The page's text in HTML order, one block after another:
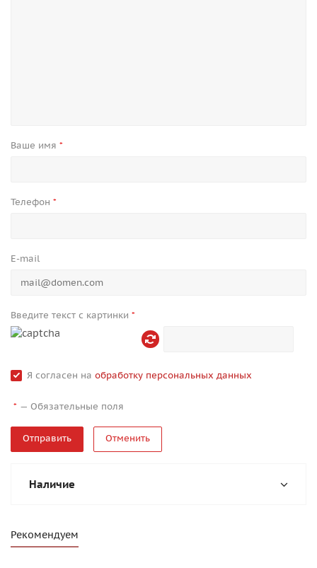
Ваше имя *
Телефон *
E-mail
Введите текст с картинки *
Я согласен на обработку персональных данных
* — Обязательные поля
Отменить
Наличие
Рекомендуем